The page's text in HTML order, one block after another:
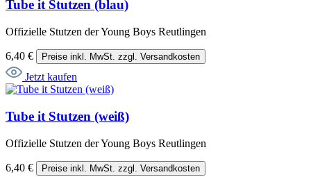
Tube it Stutzen (blau)
Offizielle Stutzen der Young Boys Reutlingen
6,40 € Preise inkl. MwSt. zzgl. Versandkosten
Jetzt kaufen
Tube it Stutzen (weiß)
Offizielle Stutzen der Young Boys Reutlingen
6,40 € Preise inkl. MwSt. zzgl. Versandkosten